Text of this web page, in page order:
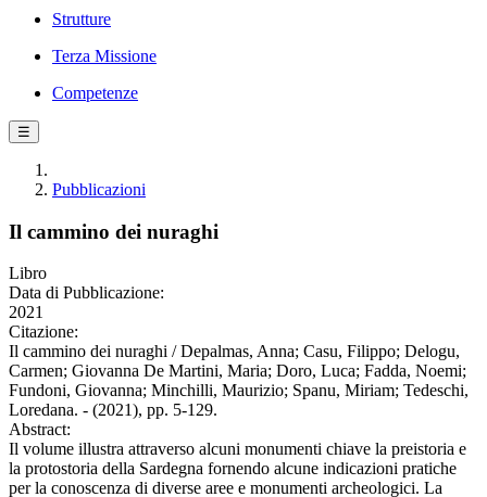
Strutture
Terza Missione
Competenze
☰
Pubblicazioni
Il cammino dei nuraghi
Libro
Data di Pubblicazione:
2021
Citazione:
Il cammino dei nuraghi / Depalmas, Anna; Casu, Filippo; Delogu,
Carmen; Giovanna De Martini, Maria; Doro, Luca; Fadda, Noemi;
Fundoni, Giovanna; Minchilli, Maurizio; Spanu, Miriam; Tedeschi,
Loredana. - (2021), pp. 5-129.
Abstract:
Il volume illustra attraverso alcuni monumenti chiave la preistoria e
la protostoria della Sardegna fornendo alcune indicazioni pratiche
per la conoscenza di diverse aree e monumenti archeologici. La